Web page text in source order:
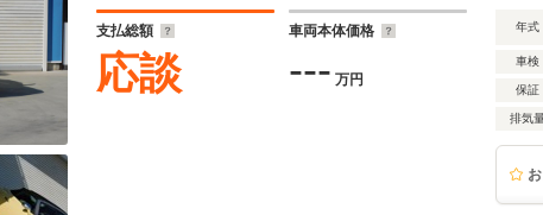
支払総額
応談
車両本体価格
--- 万円
年式
車検
保証
排気